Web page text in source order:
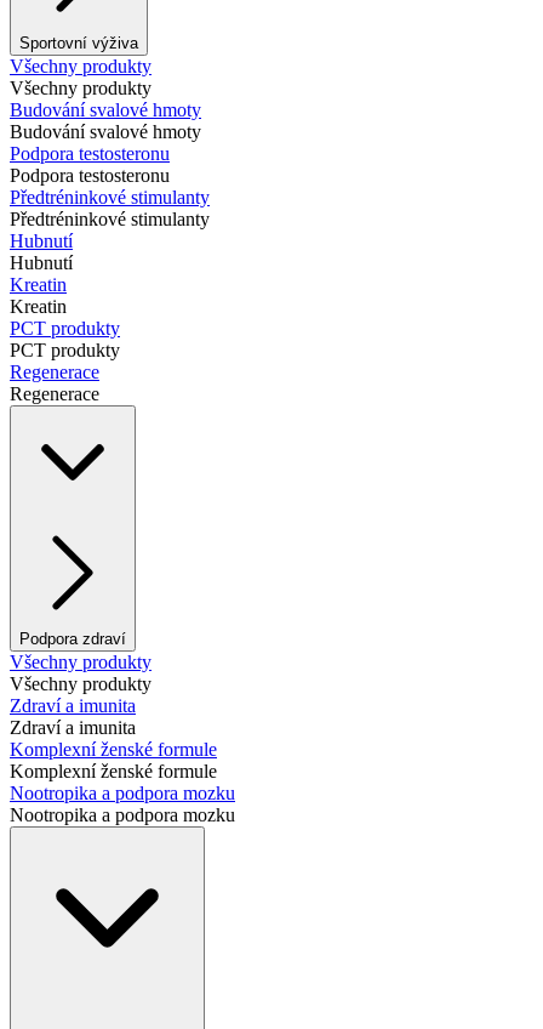
Sportovní výživa
Všechny produkty
Všechny produkty
Budování svalové hmoty
Budování svalové hmoty
Podpora testosteronu
Podpora testosteronu
Předtréninkové stimulanty
Předtréninkové stimulanty
Hubnutí
Hubnutí
Kreatin
Kreatin
PCT produkty
PCT produkty
Regenerace
Regenerace
Podpora zdraví
Všechny produkty
Všechny produkty
Zdraví a imunita
Zdraví a imunita
Komplexní ženské formule
Komplexní ženské formule
Nootropika a podpora mozku
Nootropika a podpora mozku